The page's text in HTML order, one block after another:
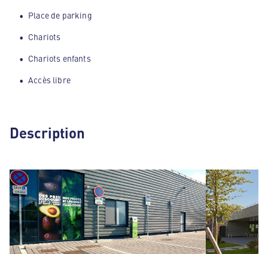
Place de parking
Chariots
Chariots enfants
Accès libre
Description